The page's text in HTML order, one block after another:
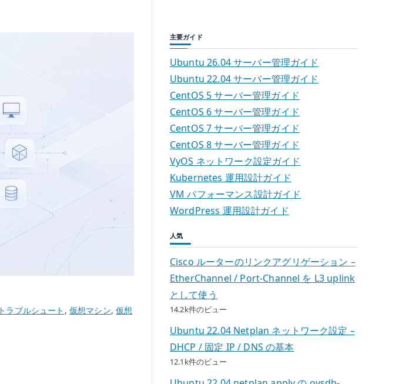
トラブルシュート , 仮想マシン,仮想
主要ガイド
Ubuntu 26.04 サーバー管理ガイド
Ubuntu 22.04 サーバー管理ガイド
CentOS 5 サーバー管理ガイド
CentOS 6 サーバー管理ガイド
CentOS 7 サーバー管理ガイド
CentOS 8 サーバー管理ガイド
VyOS ネットワーク設定ガイド
Kubernetes 運用設計ガイド
VM パフォーマンス設計ガイド
WordPress 運用設計ガイド
人気
Cisco ルーターのリンクアグリゲーション –
EtherChannel / Port-Channel を L3 uplink
として使う
14.2k件のビュー
Ubuntu 22.04 Netplan ネットワーク設定 –
DHCP / 固定 IP / DNS の基本
12.1k件のビュー